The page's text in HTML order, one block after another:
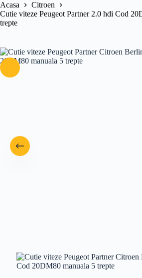
Acasa
Citroen
Cutie viteze Peugeot Partner 2.0 hdi Cod
trepte